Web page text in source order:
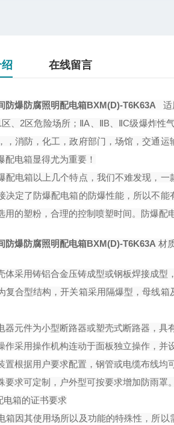
在线留言
防爆防腐照明配电箱BXM(D)-T6K63A 适
、2区危险场所；ⅡA、ⅡB、ⅡC级爆炸性
，消防，化工，政府部门，场馆，交通
配电箱显得尤为重要！
配电箱以上几个特点，我们不难发现，
决定了防爆配电箱的防爆性能，所以不
用的塑粉，合理的控制喷塑时间。防爆配
防爆防腐照明配电箱BXM(D)-T6K63A 材
采用铸铝合金压铸成型或钢板焊接成型
合型结构，开关箱采用隔爆型，母线箱
元件为小型断路器或塑壳式断路器，具
采用操作机构连动于面板独立操作，并
根据用户要求配置，钢管或电缆布线均
求可定制，户外型可按要求增加防雨罩。
电箱的证书要求
箱因其使用场所以及功能的特殊性，所